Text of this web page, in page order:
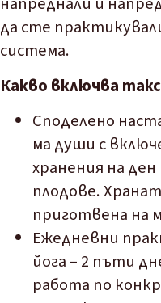
да сте
система.
Какво включва
Споделено
ма души с
хранения на
плодове.
приготвена на
Ежедневни
йога – 2 пъти
работа по